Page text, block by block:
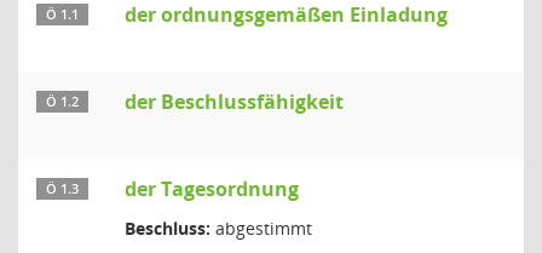
Ö 1.1 der ordnungsgemäßen Einladung
Ö 1.2 der Beschlussfähigkeit
Ö 1.3 der Tagesordnung
Beschluss: abgestimmt